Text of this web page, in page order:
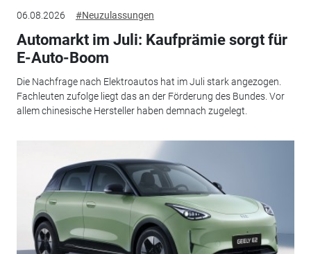
06.08.2026 #Neuzulassungen
Automarkt im Juli: Kaufprämie sorgt für
E-Auto-Boom
Die Nachfrage nach Elektroautos hat im Juli stark angezogen.
Fachleuten zufolge liegt das an der Förderung des Bundes. Vor
allem chinesische Hersteller haben demnach zugelegt.